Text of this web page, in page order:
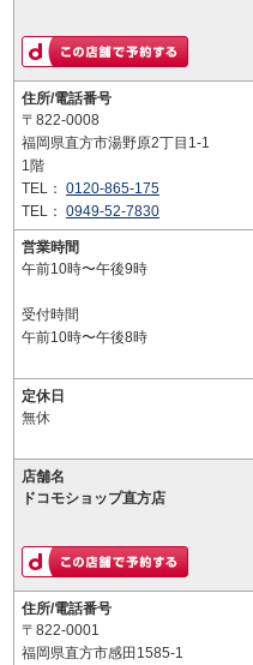
住所/電話番号
〒822-0008
福岡県直方市湯野原2丁目1-1
1階
TEL： 0120-865-175
TEL： 0949-52-7830
営業時間
午前10時〜午後9時
受付時間
午前10時〜午後8時
定休日
無休
店舗名
ドコモショップ直方店
住所/電話番号
〒822-0001
福岡県直方市感田1585-1